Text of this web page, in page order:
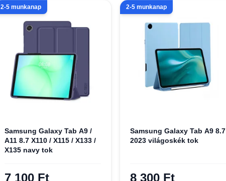
2-5 munkanap
Samsung Galaxy Tab A9 /
A11 8.7 X110 / X115 / X133 /
X135 navy tok
7 100 Ft
2-5 munkanap
Samsung Galaxy Tab A9 8.7
2023 világoskék tok
8 300 Ft